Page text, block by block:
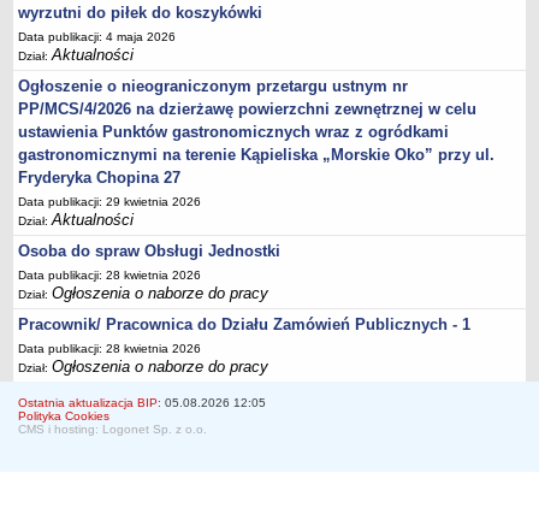
wyrzutni do piłek do koszykówki
Data publikacji: 4 maja 2026
Dział:Aktualności
Ogłoszenie o nieograniczonym przetargu ustnym nr
PP/MCS/4/2026 na dzierżawę powierzchni zewnętrznej w celu
ustawienia Punktów gastronomicznych wraz z ogródkami
gastronomicznymi na terenie Kąpieliska „Morskie Oko” przy ul.
Fryderyka Chopina 27
Data publikacji: 29 kwietnia 2026
Dział:Aktualności
Osoba do spraw Obsługi Jednostki
Data publikacji: 28 kwietnia 2026
Dział:Ogłoszenia o naborze do pracy
Pracownik/ Pracownica do Działu Zamówień Publicznych - 1
Data publikacji: 28 kwietnia 2026
Dział:Ogłoszenia o naborze do pracy
Ostatnia aktualizacja BIP: 05.08.2026 12:05
Polityka Cookies
CMS i hosting: Logonet Sp. z o.o.